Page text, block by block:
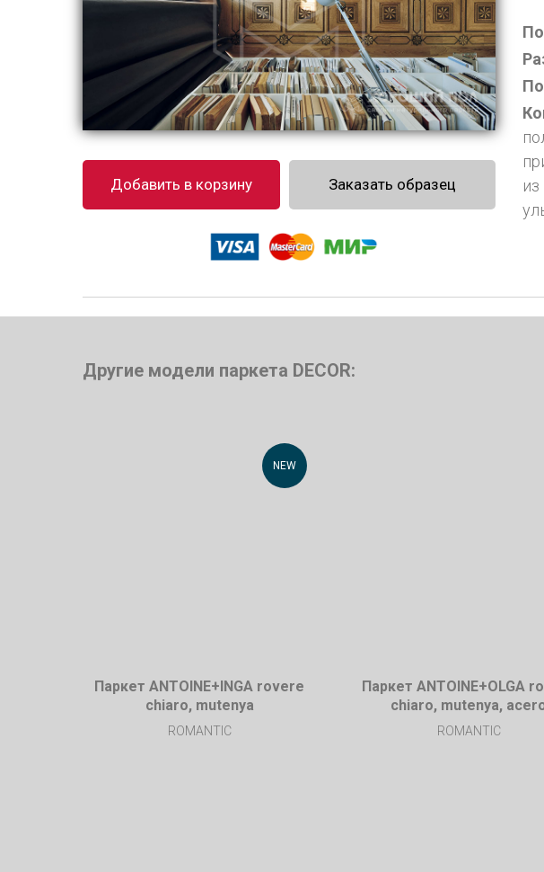
Добавить в корзину Заказать образец
Другие модели паркета DECOR:
NEW
Паркет ANTOINE+INGA rovere
chiaro, mutenya
ROMANTIC
Паркет ANTOINE+OLGA
chiaro, mutenya,
ROMANTIC